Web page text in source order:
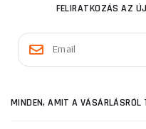
FELIRATKOZÁS AZ
MINDEN, AMIT A VÁSÁRLÁSRÓL